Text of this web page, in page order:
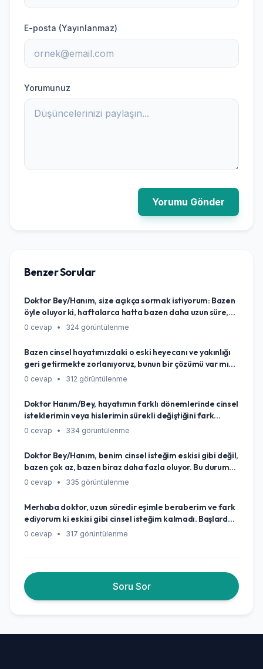
E-posta (Yayınlanmaz)
Yorumunuz
Yorumu Gönder
Benzer Sorular
Doktor Bey/Hanım, size açıkça sormak istiyorum: Bazen
öyle oluyor ki, haftalarca hatta bazen daha uzun süre,
cinsellik aklıma bile gelmiyor, hiç canım istemiyor. Sanki
Eskiden böyle değildim. Bu durum normal mi, yoksa
vücudumda yanlış giden bir şeyler mi var diye
endişeleniyorum?
0 cevap • 324 görüntülenme
Bazen cinsel hayatımızdaki o eski heyecanı ve yakınlığı
geri getirmekte zorlanıyoruz, bunun bir çözümü var mı
merak ediyorum?
0 cevap • 312 görüntülenme
Doktor Hanım/Bey, hayatımın farklı dönemlerinde cinsel
isteklerimin veya hislerimin sürekli değiştiğini fark
ediyorum. Bazen çok canlıyken, bazen hiç aklıma
değişimler beni bazen şaşırtıyor, hatta biraz
endişelendiriyor. Bu durum normal mi, neden böyle
oluyor ve ben bu değişimlerle nasıl daha iyi başa
çıkabilirim?
0 cevap • 334 görüntülenme
Doktor Bey/Hanım, benim cinsel isteğim eskisi gibi değil,
bazen çok az, bazen biraz daha fazla oluyor. Bu durum
ilişkimizi etkiliyor ve ben bu konuda kendimi çok yalnız
başıma geliyor?
0 cevap • 335 görüntülenme
Merhaba doktor, uzun süredir eşimle beraberim ve fark
ediyorum ki eskisi gibi cinsel isteğim kalmadı. Başlarda
her şey harikaydı, tutku doluyduk ama şimdi sanki bir
0 cevap • 317 görüntülenme
Soru Sor